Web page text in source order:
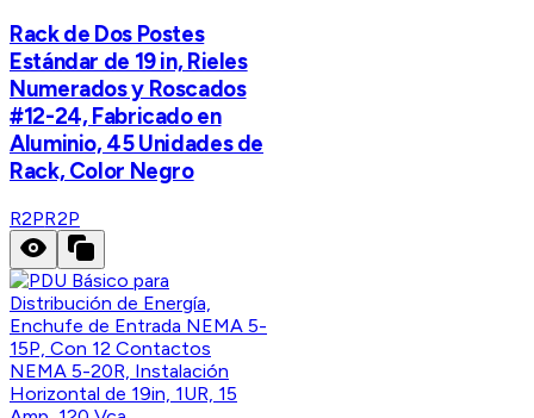
Rack de Dos Postes
Estándar de 19 in, Rieles
Numerados y Roscados
#12-24, Fabricado en
Aluminio, 45 Unidades de
Rack, Color Negro
R2PR2P